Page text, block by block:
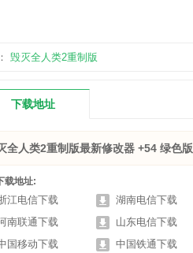
毁灭全人类2重制版
下载地址
全人类2重制版最新修改器 +54 绿色版
载地址:
江电信下载
湖南电信下载
南联通下载
山东电信下载
国移动下载
中国铁通下载